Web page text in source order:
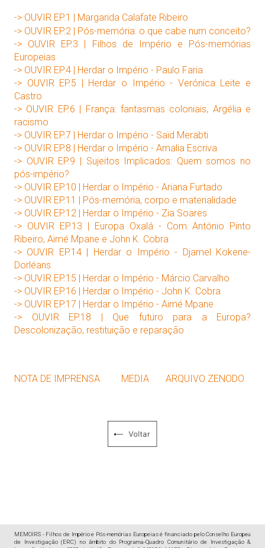
-> OUVIR EP.1 | Margarida Calafate Ribeiro
-> OUVIR EP.2 | Pós-memória: o que cabe num conceito?
-> OUVIR EP.3 | Filhos de Império e Pós-memórias
Europeias
-> OUVIR EP.4 | Herdar o Império - Paulo Faria
-> OUVIR EP.5 | Herdar o Império - Verónica Leite e
Castro
-> OUVIR EP.6 | França: fantasmas coloniais, Argélia e
racismo
-> OUVIR EP.7 | Herdar o Império - Saïd Merabti
-> OUVIR EP.8 | Herdar o Império - Amalia Escriva
-> OUVIR EP.9 | Sujeitos Implicados: Quem somos no
pós-império?
-> OUVIR EP.10 | Herdar o Império - Ariana Furtado
-> OUVIR EP.11 | Pós-memória, corpo e materialidade
-> OUVIR EP.12 | Herdar o Império - Zia Soares
-> OUVIR EP.13 | Europa Oxalá - Com António Pinto
Ribeiro, Aimé Mpane e John K. Cobra
-> OUVIR EP.14 | Herdar o Império - Djamel Kokene-
Dorléans
-> OUVIR EP.15 | Herdar o Império - Márcio Carvalho
-> OUVIR EP.16 | Herdar o Império - John K. Cobra
-> OUVIR EP.17 | Herdar o Império - Aimé Mpane
-> OUVIR EP.18 | Que futuro para a Europa?
Descolonização, restituição e reparação
NOTA DE IMPRENSA MEDIA ARQUIVO ZENODO
MEMOIRS - Filhos de Império e Pós-memórias Europeias é financiado pelo Conselho Europeu
de Investigação (ERC) no âmbito do Programa-Quadro Comunitário de Investigação &